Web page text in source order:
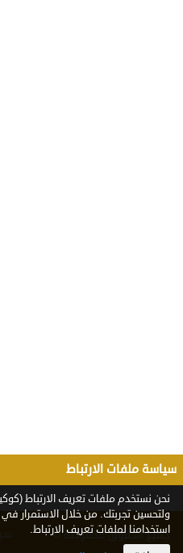
جميع الحقوق محفوظة ©
سياسة ملفات الارتباط
نحن نستخدم ملفات تعريف الارتباط
ولتحسين تجربتك. من خلال الاستمرار
استخدامنا لملفات تعريف الارتباط.